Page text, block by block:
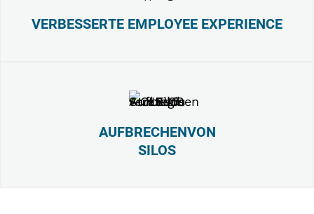
VERBESSERTE EMPLOYEE EXPERIENCE
AUFBRECHENVON
SILOS